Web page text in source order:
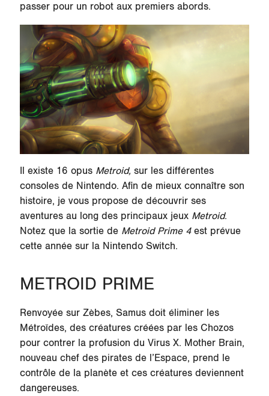
passer pour un robot aux premiers abords.
Il existe 16 opus Metroid,sur les différentes
consoles de Nintendo. Afin de mieux connaître son
histoire, je vous propose de découvrir ses
aventures au long des principaux jeux Metroid.
Notez que la sortie de Metroid Prime 4est prévue
cette année sur la Nintendo Switch.
METROID PRIME
Renvoyée sur Zèbes, Samus doit éliminer les
Métroïdes, des créatures créées par les Chozos
pour contrer la profusion du Virus X. Mother Brain,
nouveau chef des pirates de l’Espace, prend le
contrôle de la planète et ces créatures deviennent
dangereuses.